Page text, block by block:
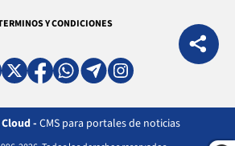
Y CONDICIONES
-CMS para portales de noticias